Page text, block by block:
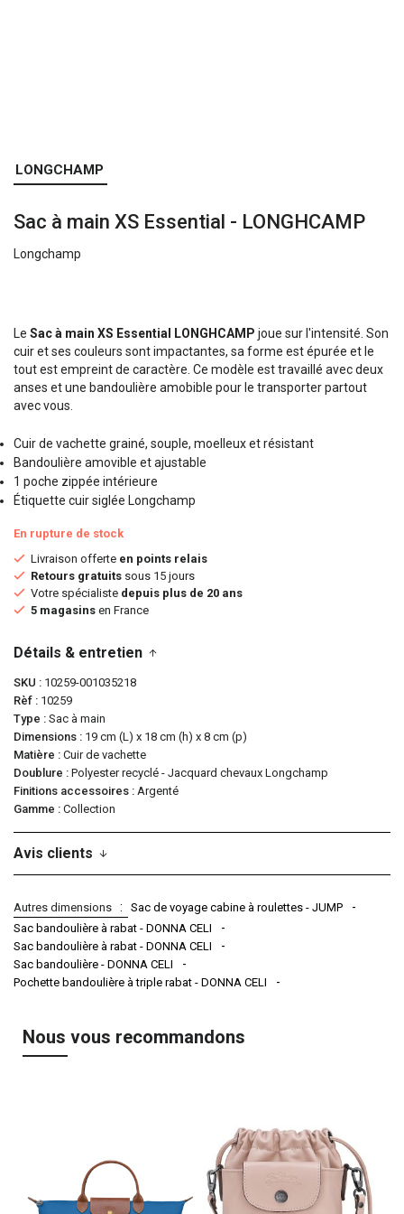
Skip
to
beginning
the
LONGCHAMP
Sac à main XS Essential - LONGHCAMP
Longchamp
Le Sac à main XS Essential LONGHCAMP joue sur l'intensité. Son
cuir et ses couleurs sont impactantes, sa forme est épurée et le
tout est empreint de caractère. Ce modèle est travaillé avec deux
anses et une bandoulière amobible pour le transporter partout
avec vous.
Cuir de vachette grainé, souple, moelleux et résistant
Bandoulière amovible et ajustable
1 poche zippée intérieure
Étiquette cuir siglée Longchamp
En rupture de stock
Livraison offerte en points relais
Retours gratuits sous 15 jours
Votre spécialiste depuis plus de 20 ans
5 magasins en France
Détails & entretien
SKU
10259-001035218
Rèf
10259
Type
Sac à main
Dimensions
19 cm (L) x 18 cm (h) x 8 cm (p)
Matière
Cuir de vachette
Doublure
Polyester recyclé - Jacquard chevaux Longchamp
Finitions accessoires Argenté
Gamme
Collection
Avis clients
Autres dimensions
Sac de voyage cabine à roulettes - JUMP
Sac bandoulière à rabat - DONNA CELI
Sac bandoulière à rabat - DONNA CELI
Sac bandoulière - DONNA CELI
Pochette bandoulière à triple rabat - DONNA CELI
Nous vous recommandons